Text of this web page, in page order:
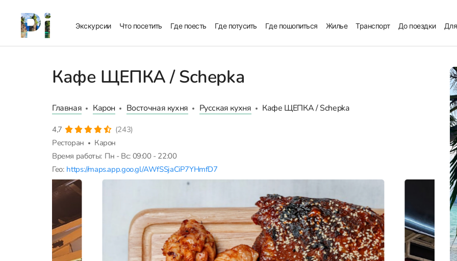
Экскурсии Что посетить Где поесть Где потусить Где пошопиться Жилье Транспорт До поездки
Кафе ЩЕПКА / Schepka
Главная Карон Восточная кухня Русская кухня Кафе ЩЕПКА / Schepka
4,7
(243)
Ресторан
Карон
Время работы: Пн - Вс: 09:00 - 22:00
Гео: https://maps.app.goo.gl/AWfSSjaCiP7YHmfD7